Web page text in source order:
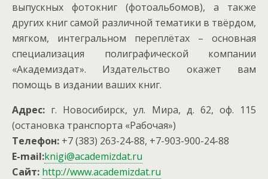
выпускных фотокниг (фотоальбомов), а также
других книг самой различной тематики в твёрдом,
мягком, интегральном переплётах – основная
специализация полиграфической компании
«Академиздат». Издательство окажет вам
помощь в издании ваших книг.
Адрес: г. Новосибирск, ул. Мира, д. 62, оф. 115
(остановка транспорта «Рабочая»)
Телефон: +7 (383) 263-24-88, +7-903-900-24-88
E-mail:knigi@academizdat.ru
Сайт: http://www.academizdat.ru